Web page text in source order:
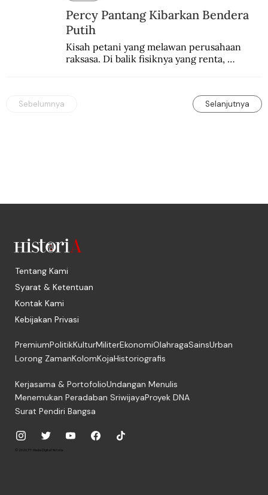
Percy Pantang Kibarkan Bendera
Putih
Kisah petani yang melawan perusahaan
raksasa. Di balik fisiknya yang renta,
Sebelumnya Selanjutnya
Tentang Kami
Syarat & Ketentuan
Kontak Kami
Kebijakan Privasi
PremiumPolitikKulturMiliterEkonomiOlahragaSainsUrban
Lorong ZamanKolomKojaHistoriografis
Kerjasama & PortofolioUndangan Menulis
Menemukan Peradaban SriwijayaProyek DNA
Surat Pendiri Bangsa
© 2026, PT. Media Digital Historia.